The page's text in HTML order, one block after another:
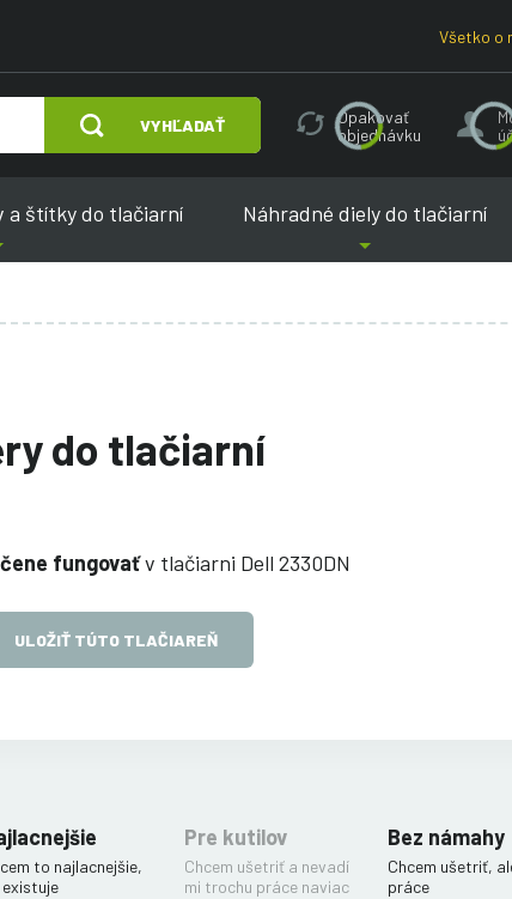
Všetko o
VYHĽADAŤ
Opakovať
objednávku
a štítky do tlačiarní Náhradné diely do tlačiarní
do tlačiarní
fungovaťv tlačiarni Dell 2330DN
ULOŽIŤ TÚTO TLAČIAREŇ
to najlacnejšie,
existuje
Pre kutilov
Chcem ušetriť a nevadí
mi trochu práce naviac
Bez námahy
Chcem ušetriť,
práce